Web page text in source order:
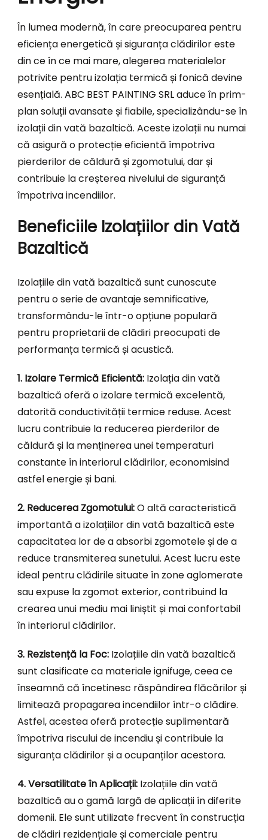
În lumea modernă, în care preocuparea pentru
eficiența energetică și siguranța clădirilor este
din ce în ce mai mare, alegerea materialelor
potrivite pentru izolația termică și fonică devine
esențială. ABC BEST PAINTING SRL aduce în prim-
plan soluții avansate și fiabile, specializându-se în
izolații din vată bazaltică. Aceste izolații nu numai
că asigură o protecție eficientă împotriva
pierderilor de căldură și zgomotului, dar și
contribuie la creșterea nivelului de siguranță
împotriva incendiilor.
Beneficiile Izolațiilor din Vată
Bazaltică
Izolațiile din vată bazaltică sunt cunoscute
pentru o serie de avantaje semnificative,
transformându-le într-o opțiune populară
pentru proprietarii de clădiri preocupati de
performanța termică și acustică.
1. Izolare Termică Eficientă: Izolația din vată
bazaltică oferă o izolare termică excelentă,
datorită conductivității termice reduse. Acest
lucru contribuie la reducerea pierderilor de
căldură și la menținerea unei temperaturi
constante în interiorul clădirilor, economisind
astfel energie și bani.
2. Reducerea Zgomotului:O altă caracteristică
importantă a izolațiilor din vată bazaltică este
capacitatea lor de a absorbi zgomotele și de a
reduce transmiterea sunetului. Acest lucru este
ideal pentru clădirile situate în zone aglomerate
sau expuse la zgomot exterior, contribuind la
crearea unui mediu mai liniștit și mai confortabil
în interiorul clădirilor.
3. Rezistență la Foc: Izolațiile din vată bazaltică
sunt clasificate ca materiale ignifuge, ceea ce
înseamnă că încetinesc răspândirea flăcărilor și
limitează propagarea incendiilor într-o clădire.
Astfel, acestea oferă protecție suplimentară
împotriva riscului de incendiu și contribuie la
siguranța clădirilor și a ocupanților acestora.
4. Versatilitate în Aplicații: Izolațiile din vată
bazaltică au o gamă largă de aplicații în diferite
domenii. Ele sunt utilizate frecvent în construcția
de clădiri rezidențiale și comerciale pentru